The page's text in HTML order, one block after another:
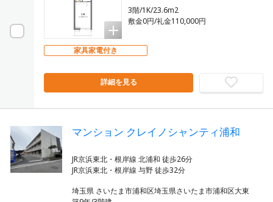
3階/1K/23.6m2
敷金0円/礼金110,000円
家具家電付き
詳細を見る
マンション クレイノシャンティ浦和
JR京浜東北・根岸線 北浦和 徒歩26分
埼玉県 さいたま市浦和区埼玉県さいたま市浦和区大東